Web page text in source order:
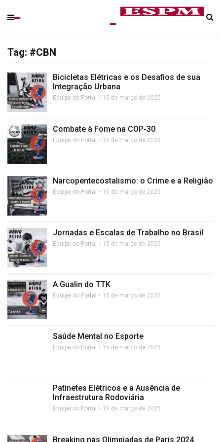
Tag: #CBN
Bicicletas Elétricas e os Desafios de sua
Integração Urbana
Equipe do Portal 15 de março de 2025
Combate à Fome na COP-30
Equipe do Portal 15 de março de 2025
Narcopentecostalismo: o Crime e a Religião
Equipe do Portal 15 de março de 2025
Jornadas e Escalas de Trabalho no Brasil
Equipe do Portal 15 de março de 2025
A Gualin do TTK
Equipe do Portal 15 de março de 2025
Saúde Mental no Esporte
Equipe do Portal 15 de março de 2025
Patinetes Elétricos e a Ausência de
Infraestrutura Rodoviária
Equipe do Portal 15 de março de 2025
Breaking nas Olímpiadas de Paris 2024